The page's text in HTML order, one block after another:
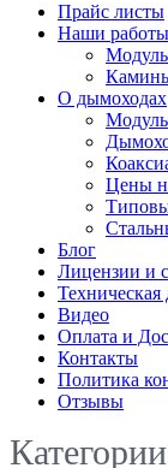
Прайс листы
Наши работы
О дымоходах
Цены
Блог
Лицензии и
Видео
Оплата и
Контакты
Политика
Отзывы
Категории